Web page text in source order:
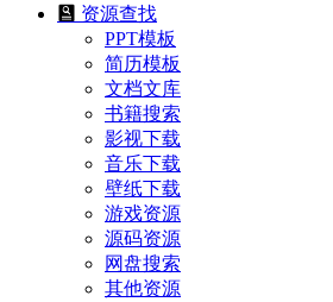
资源查找
PPT模板
简历模板
文档文库
书籍搜索
影视下载
音乐下载
壁纸下载
游戏资源
源码资源
网盘搜索
其他资源